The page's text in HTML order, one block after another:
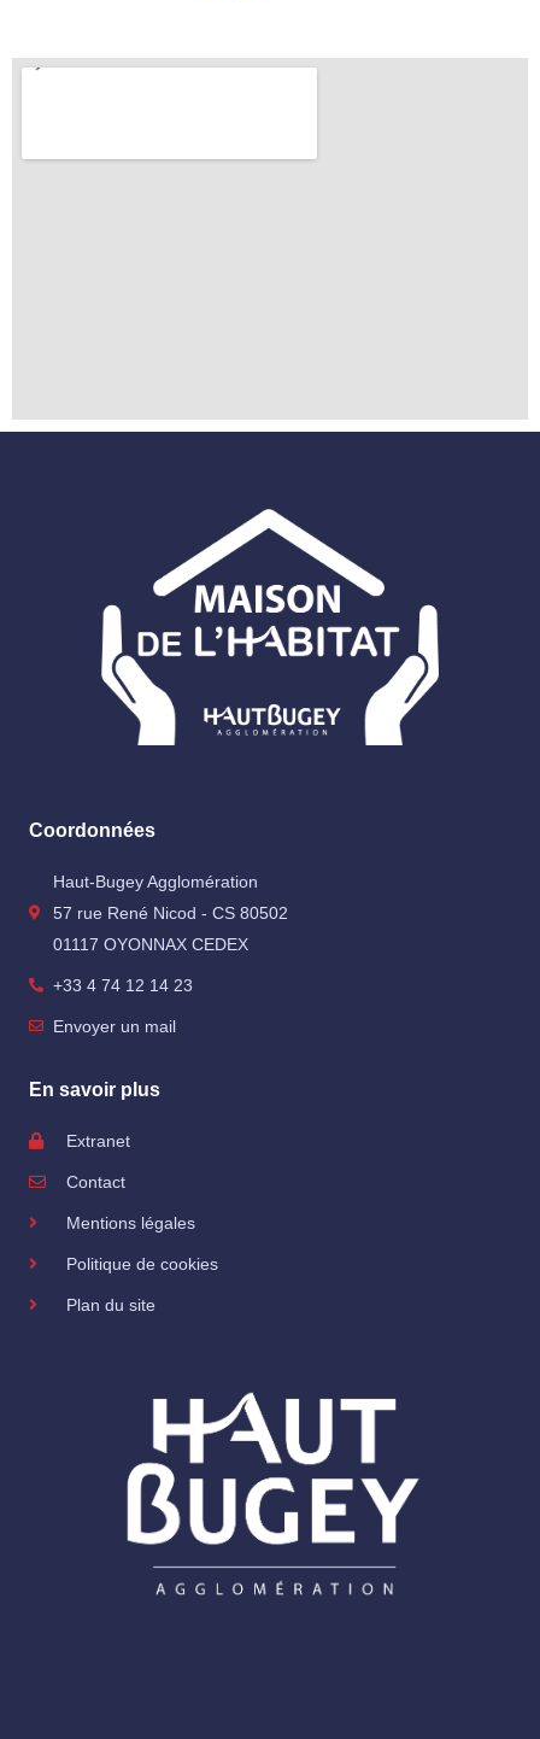
Coordonnées
Haut-Bugey Agglomération
57 rue René Nicod - CS 80502
01117 OYONNAX CEDEX
+33 4 74 12 14 23
Envoyer un mail
En savoir plus
Extranet
Contact
Mentions légales
Politique de cookies
Plan du site